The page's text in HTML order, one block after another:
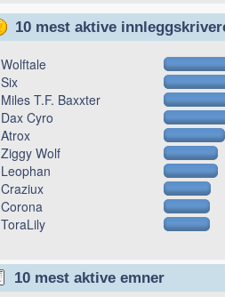
10 mest aktive
Wolftale
Six
Miles T.F. Baxxter
Dax Cyro
Atrox
Ziggy Wolf
Leophan
Craziux
Corona
ToraLily
10 mest aktive emner